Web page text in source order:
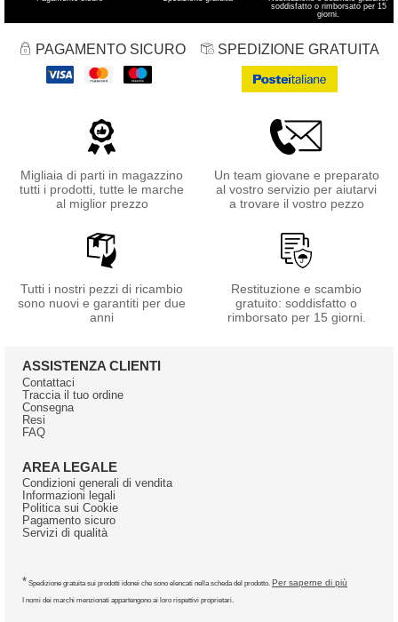
soddisfatto o rimborsato per 15
giorni.
PAGAMENTO SICURO SPEDIZIONE GRATUITA
Migliaia di parti in magazzino
tutti i prodotti, tutte le marche
al miglior prezzo
Un team giovane e preparato
al vostro servizio per aiutarvi
a trovare il vostro pezzo
Tutti i nostri pezzi di ricambio
sono nuovi e garantiti per due
anni
Restituzione e scambio
gratuito: soddisfatto o
rimborsato per 15 giorni.
ASSISTENZA CLIENTI
Contattaci
Traccia il tuo ordine
Consegna
Resi
FAQ
AREA LEGALE
Condizioni generali di vendita
Informazioni legali
Politica sui Cookie
Pagamento sicuro
Servizi di qualità
* Spedizione gratuita sui prodotti idonei che sono elencati nella scheda del prodotto. Per saperne di più
I nomi dei marchi menzionati appartengono ai loro rispettivi proprietari.